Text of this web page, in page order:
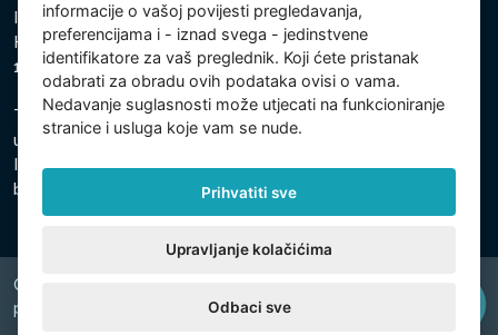
Intex Trading, s.r.o.
Hradecká 2526/3
130 00 Prag 3 - Češka Republika
Tvrtka je upisana pri Općinskom sudu u Pragu, odjel C,
uložak 74759
Identifikacijski broj tvrtke: 26150808, Porezni identifikacijski
broj: CZ26150808
Copyright © 2026 INTEX TRADING s.r.o. Všechna
právavyhrazena.
informacije o vašoj povijesti pregledavanja,
preferencijama i - iznad svega - jedinstvene
identifikatore za vaš preglednik. Koji ćete pristanak
odabrati za obradu ovih podataka ovisi o vama.
Nedavanje suglasnosti može utjecati na funkcioniranje
stranice i usluga koje vam se nude.
Prihvatiti sve
Upravljanje kolačićima
Odbaci sve